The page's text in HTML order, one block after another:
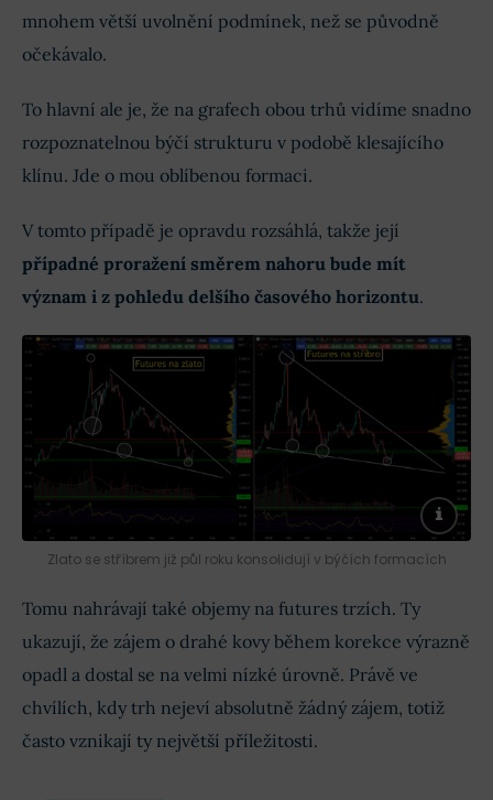
mnohem větší uvolnění podmínek, než se původně
očekávalo.
To hlavní ale je, že na grafech obou trhů vidíme snadno
rozpoznatelnou býčí strukturu v podobě klesajícího
klínu. Jde o mou oblíbenou formaci.
V tomto případě je opravdu rozsáhlá, takže její
případné proražení směrem nahoru bude mít
význam i z pohledu delšího časového horizontu.
Zlato se stříbrem již půl roku konsolidují v býčích formacích
Tomu nahrávají také objemy na futures trzích. Ty
ukazují, že zájem o drahé kovy během korekce výrazně
opadl a dostal se na velmi nízké úrovně. Právě ve
chvílích, kdy trh nejeví absolutně žádný zájem, totiž
často vznikají ty největší příležitosti.